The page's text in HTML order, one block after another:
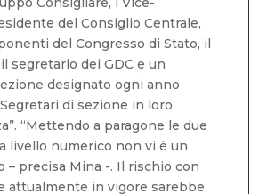
del Consiglio Centrale,
del Congresso di Stato, il
segretario dei GDC e un
designato ogni anno
di sezione in loro
“Mettendo a paragone le due
livello numerico non vi è un
– precisa Mina -. Il rischio con
attualmente in vigore sarebbe